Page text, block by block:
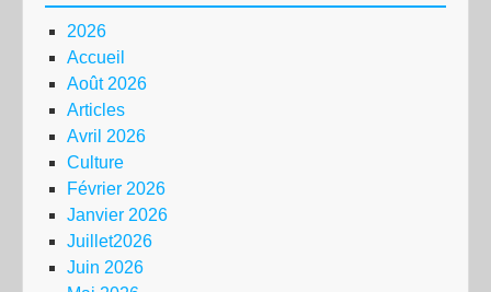
2026
Accueil
Août 2026
Articles
Avril 2026
Culture
Février 2026
Janvier 2026
Juillet2026
Juin 2026